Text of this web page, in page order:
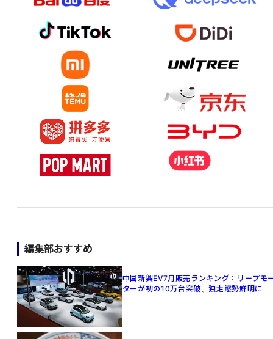
編集部おすすめ
中国新興EV7月販売ランキング：リープモ
ターが初の10万台突破、独走態勢鮮明に